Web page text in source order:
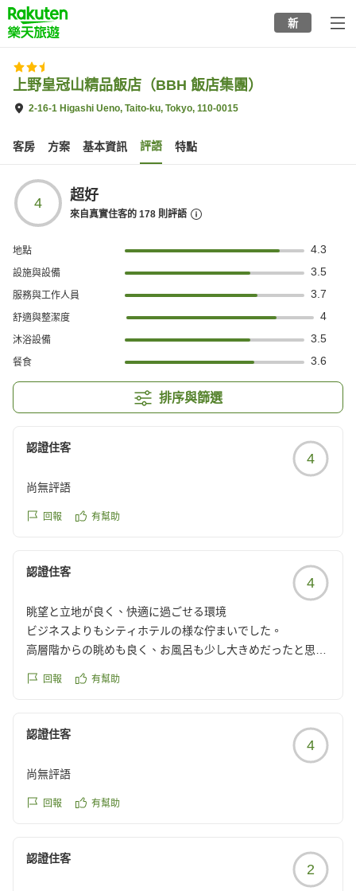
to
top
page
新
上野皇冠山精品飯店（BBH 飯店集團）
2-16-1 Higashi Ueno, Taito-ku, Tokyo, 110-0015
客房 方案 基本資訊 評語 特點
4 超好
來自真實住客的 178 則評語
地點 4.3
設施與設備 3.5
服務與工作人員 3.7
舒適與整潔度 4
沐浴設備 3.5
餐食 3.6
排序與篩選
認證住客
4
尚無評語
回報 有幫助
認證住客
4
眺望と立地が良く、快適に過ごせる環境
ビジネスよりもシティホテルの様な佇まいでした。
高層階からの眺めも良く、お風呂も少し大きめだったと思い
エキストラベッドを入れて貰いましたが、何ら他のベッドと
JRと大江戸線の駅からも近く、1階にコンビニ周りには飲食
ご存じの通り大江戸線は深いので、6番だったかな?駅からは
エスカレーターの有る出口を使いましょう。
https://review.travel.rakuten.co.jp/hotel/voice/151069?
回報 有幫助
認證住客
4
尚無評語
回報 有幫助
認證住客
2